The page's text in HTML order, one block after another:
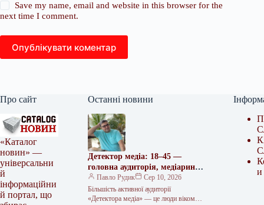
Save my name, email and website in this browser for the
next time I comment.
Опублікувати коментар
Про сайт
«Каталог
новин» —
універсальни
й
інформаційни
й портал, що
Останні новини
Детектор медіа: 18–45 —
головна аудиторія, медіаринок
— у фокусі інтересів
Павло Рудик
Сер 10, 2026
Більшість активної аудиторії
«Детектора медіа» — це люди віком
и